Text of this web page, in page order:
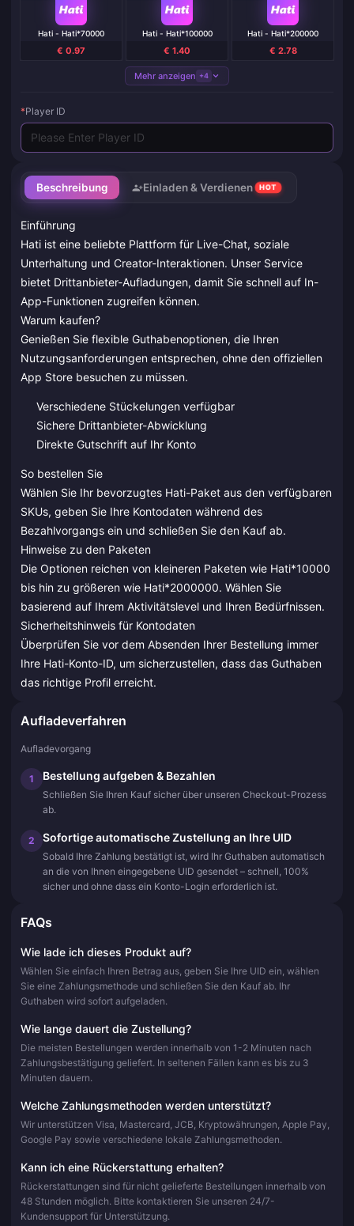
Beschreibung Einladen & Verdienen HOT
Einführung
Hati ist eine beliebte Plattform für Live-Chat, soziale
Unterhaltung und Creator-Interaktionen. Unser Service
bietet Drittanbieter-Aufladungen, damit Sie schnell auf In-
App-Funktionen zugreifen können.
Warum kaufen?
Genießen Sie flexible Guthabenoptionen, die Ihren
Nutzungsanforderungen entsprechen, ohne den offiziellen
App Store besuchen zu müssen.
Verschiedene Stückelungen verfügbar
Sichere Drittanbieter-Abwicklung
Direkte Gutschrift auf Ihr Konto
So bestellen Sie
Wählen Sie Ihr bevorzugtes Hati-Paket aus den verfügbaren
SKUs, geben Sie Ihre Kontodaten während des
Bezahlvorgangs ein und schließen Sie den Kauf ab.
Hinweise zu den Paketen
Die Optionen reichen von kleineren Paketen wie Hati*10000
bis hin zu größeren wie Hati*2000000. Wählen Sie
basierend auf Ihrem Aktivitätslevel und Ihren Bedürfnissen.
Sicherheitshinweis für Kontodaten
Überprüfen Sie vor dem Absenden Ihrer Bestellung immer
Ihre Hati-Konto-ID, um sicherzustellen, dass das Guthaben
das richtige Profil erreicht.
Aufladeverfahren
Aufladevorgang
1 Bestellung aufgeben & Bezahlen
Schließen Sie Ihren Kauf sicher über unseren Checkout-Prozess
ab.
2 Sofortige automatische Zustellung an Ihre UID
Sobald Ihre Zahlung bestätigt ist, wird Ihr Guthaben automatisch
an die von Ihnen eingegebene UID gesendet – schnell, 100%
sicher und ohne dass ein Konto-Login erforderlich ist.
FAQs
Wie lade ich dieses Produkt auf?
Wählen Sie einfach Ihren Betrag aus, geben Sie Ihre UID ein, wählen
Sie eine Zahlungsmethode und schließen Sie den Kauf ab. Ihr
Guthaben wird sofort aufgeladen.
Wie lange dauert die Zustellung?
Die meisten Bestellungen werden innerhalb von 1-2 Minuten nach
Zahlungsbestätigung geliefert. In seltenen Fällen kann es bis zu 3
Minuten dauern.
Welche Zahlungsmethoden werden unterstützt?
Wir unterstützen Visa, Mastercard, JCB, Kryptowährungen, Apple Pay,
Google Pay sowie verschiedene lokale Zahlungsmethoden.
Kann ich eine Rückerstattung erhalten?
Rückerstattungen sind für nicht gelieferte Bestellungen innerhalb von
48 Stunden möglich. Bitte kontaktieren Sie unseren 24/7-
Kundensupport für Unterstützung.
Hati - Hati*70000
€ 0.97
Hati - Hati*100000
€ 1.40
Hati - Hati*200000
€ 2.78
Mehr anzeigen +4
*Player ID